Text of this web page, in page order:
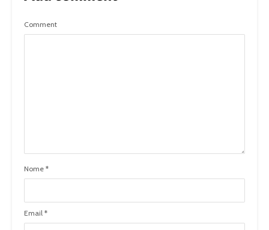
Comment
Nome *
Email *